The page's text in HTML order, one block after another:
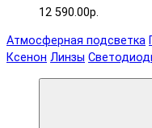
12 590.00р.
Атмосферная подсветка
Ксенон Линзы